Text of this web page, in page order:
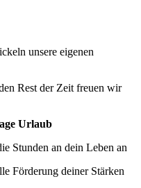
unsere eigenen
Rest der Zeit freuen wir
Urlaub
Stunden an dein Leben an
Förderung deiner Stärken